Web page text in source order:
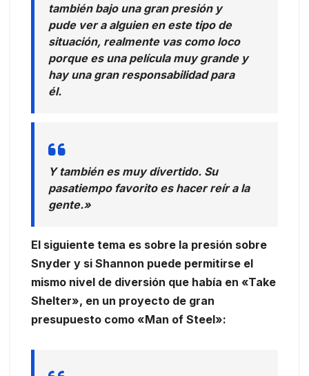
también bajo una gran presión y
pude ver a alguien en este tipo de
situación, realmente vas como loco
porque es una película muy grande y
hay una gran responsabilidad para
él.
Y también es muy divertido. Su
pasatiempo favorito es hacer reír a la
gente.»
El siguiente tema es sobre la presión sobre
Snyder y si Shannon puede permitirse el
mismo nivel de diversión que había en «Take
Shelter», en un proyecto de gran
presupuesto como «Man of Steel»: